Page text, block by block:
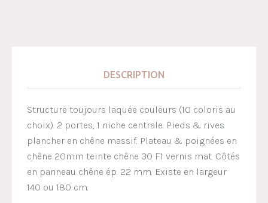
DESCRIPTION
Structure toujours laquée couleurs (10 coloris au
choix). 2 portes, 1 niche centrale. Pieds & rives
plancher en chêne massif. Plateau & poignées en
chêne 20mm teinte chêne 30 F1 vernis mat. Côtés
en panneau chêne ép. 22 mm. Existe en largeur
140 ou 180 cm.